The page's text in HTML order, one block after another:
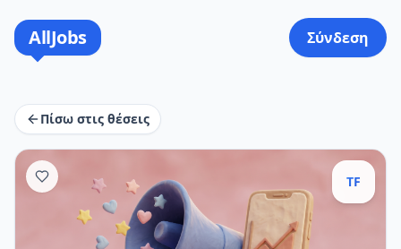
AllJobs Σύνδεση
Πίσω στις θέσεις
TF